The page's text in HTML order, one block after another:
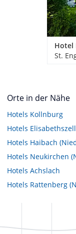
Hotel
St.
Orte in der Nähe
Hotels Kollnburg
Hotels Elisabethszell
Hotels Haibach
Hotels Neukirchen
Hotels Achslach
Hotels Rattenberg